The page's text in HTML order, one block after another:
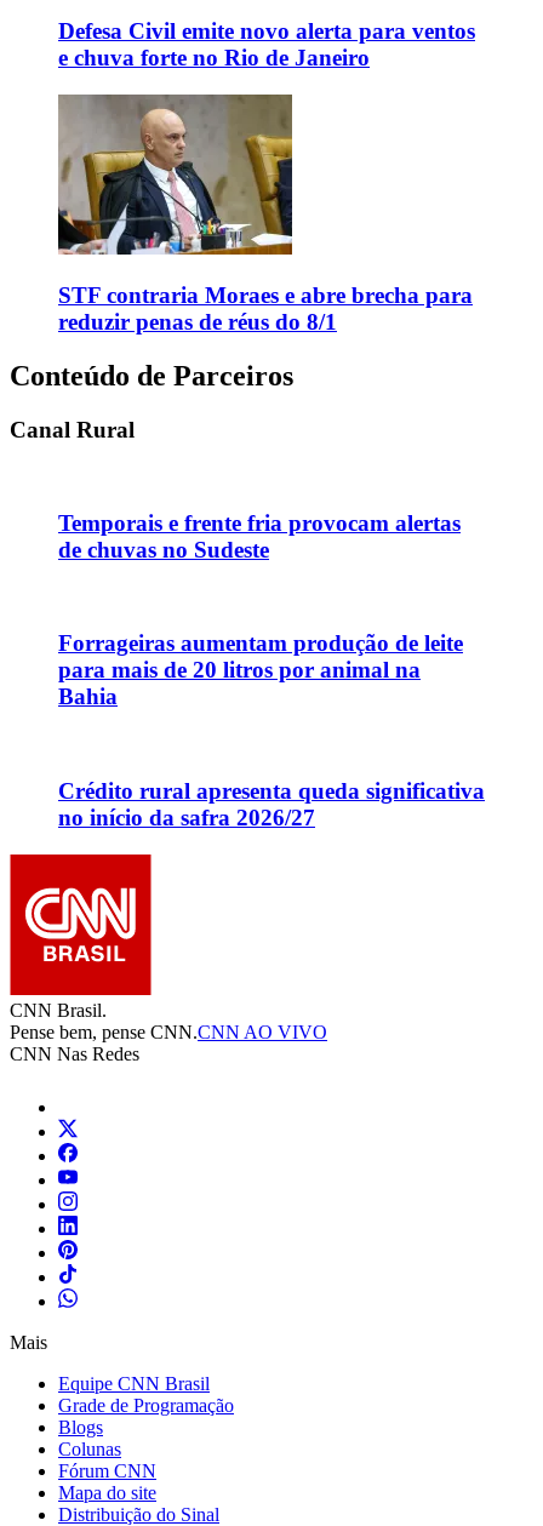
Defesa Civil emite novo alerta para ventos
e chuva forte no Rio de Janeiro
STF contraria Moraes e abre brecha para
reduzir penas de réus do 8/1
Conteúdo de Parceiros
Canal Rural
Temporais e frente fria provocam alertas
de chuvas no Sudeste
Forrageiras aumentam produção de leite
para mais de 20 litros por animal na
Bahia
Crédito rural apresenta queda significativa
no início da safra 2026/27
CNN Brasil.
Pense bem, pense CNN.CNN AO VIVO
CNN Nas Redes
Mais
Equipe CNN Brasil
Grade de Programação
Blogs
Colunas
Fórum CNN
Mapa do site
Distribuição do Sinal